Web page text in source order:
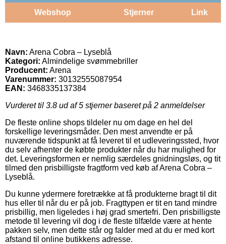
Webshop Stjerner Link
Navn: Arena Cobra – Lyseblå
Kategori: Almindelige svømmebriller
Producent: Arena
Varenummer: 30132555087954
EAN: 3468335137384
Vurderet til 3.8 ud af 5 stjerner baseret på 2 anmeldelser
De fleste online shops tildeler nu om dage en hel del
forskellige leveringsmåder. Den mest anvendte er på
nuværende tidspunkt at få leveret til et udleveringssted, hvor
du selv afhenter de købte produkter når du har mulighed for
det. Leveringsformen er nemlig særdeles gnidningsløs, og tit
tilmed den prisbilligste fragtform ved køb af Arena Cobra –
Lyseblå.
Du kunne ydermere foretrække at få produkterne bragt til dit
hus eller til når du er på job. Fragttypen er tit en tand mindre
prisbillig, men ligeledes i høj grad smertefri. Den prisbilligste
metode til levering vil dog i de fleste tilfælde være at hente
pakken selv, men dette står og falder med at du er med kort
afstand til online butikkens adresse.